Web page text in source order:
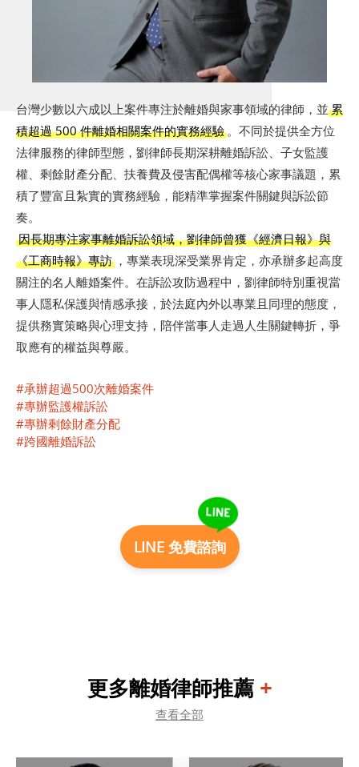
台灣少數以六成以上案件專注於離婚與家事領域的律師，並 累
積超過 500 件離婚相關案件的實務經驗 。不同於提供全方位
法律服務的律師型態，劉律師長期深耕離婚訴訟、子女監護
權、剩餘財產分配、扶養費及侵害配偶權等核心家事議題，累
積了豐富且紮實的實務經驗，能精準掌握案件關鍵與訴訟節
奏。
因長期專注家事離婚訴訟領域，劉律師曾獲《經濟日報》與
《工商時報》專訪 ，專業表現深受業界肯定，亦承辦多起高度
關注的名人離婚案件。在訴訟攻防過程中，劉律師特別重視當
事人隱私保護與情感承接，於法庭內外以專業且同理的態度，
提供務實策略與心理支持，陪伴當事人走過人生關鍵轉折，爭
取應有的權益與尊嚴。
#承辦超過500次離婚案件
#專辦監護權訴訟
#專辦剩餘財產分配
#跨國離婚訴訟
LINE 免費諮詢
更多離婚律師推薦 +
查看全部